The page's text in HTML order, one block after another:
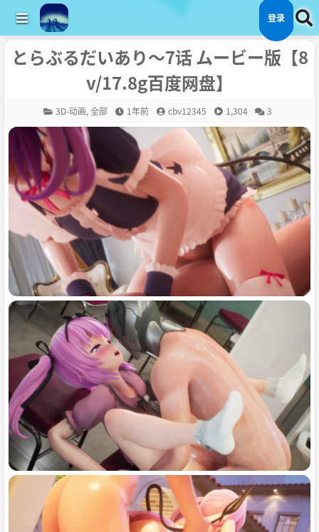
登录
とらぶるだいあり〜7话 ムービー版【8
v/17.8g百度网盘】
3D-动画,全部 1年前 cbv12345 1,304 3